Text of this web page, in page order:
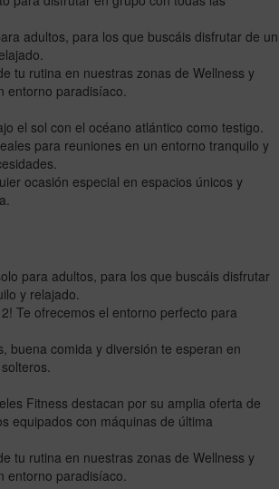
adultos, para los que buscáis disfrutar de un
tu rutina en nuestras zonas de Wellness y
entorno paradisíaco.
el sol con el océano atlántico como testigo.
para reuniones en un entorno tranquilo y
ocasión especial en espacios únicos y
para adultos, para los que buscáis disfrutar
y relajado.
2! Te ofrecemos el entorno perfecto para
buena comida y diversión te esperan en
Fitness destacan por su amplia oferta de
equipados con máquinas de última
tu rutina en nuestras zonas de Wellness y
entorno paradisíaco.